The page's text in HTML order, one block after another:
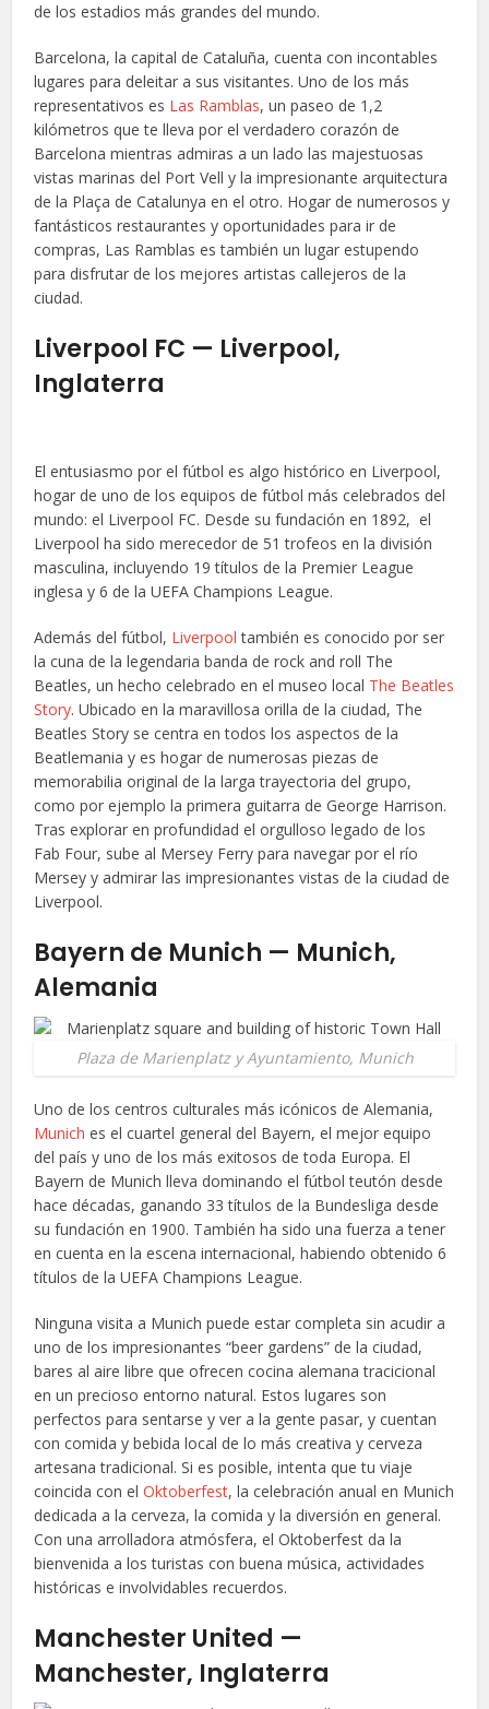
de los estadios más grandes del mundo.
Barcelona, la capital de Cataluña, cuenta con incontables
lugares para deleitar a sus visitantes. Uno de los más
representativos es Las Ramblas, un paseo de 1,2
kilómetros que te lleva por el verdadero corazón de
Barcelona mientras admiras a un lado las majestuosas
vistas marinas del Port Vell y la impresionante arquitectura
de la Plaça de Catalunya en el otro. Hogar de numerosos y
fantásticos restaurantes y oportunidades para ir de
compras, Las Ramblas es también un lugar estupendo
para disfrutar de los mejores artistas callejeros de la
ciudad.
Liverpool FC — Liverpool,
Inglaterra
El entusiasmo por el fútbol es algo histórico en Liverpool,
hogar de uno de los equipos de fútbol más celebrados del
mundo: el Liverpool FC. Desde su fundación en 1892, el
Liverpool ha sido merecedor de 51 trofeos en la división
masculina, incluyendo 19 títulos de la Premier League
inglesa y 6 de la UEFA Champions League.
Además del fútbol, Liverpool también es conocido por ser
la cuna de la legendaria banda de rock and roll The
Beatles, un hecho celebrado en el museo local The Beatles
Story. Ubicado en la maravillosa orilla de la ciudad, The
Beatles Story se centra en todos los aspectos de la
Beatlemania y es hogar de numerosas piezas de
memorabilia original de la larga trayectoria del grupo,
como por ejemplo la primera guitarra de George Harrison.
Tras explorar en profundidad el orgulloso legado de los
Fab Four, sube al Mersey Ferry para navegar por el río
Mersey y admirar las impresionantes vistas de la ciudad de
Liverpool.
Bayern de Munich — Munich,
Alemania
Plaza de Marienplatz y Ayuntamiento, Munich
Uno de los centros culturales más icónicos de Alemania,
Munich es el cuartel general del Bayern, el mejor equipo
del país y uno de los más exitosos de toda Europa. El
Bayern de Munich lleva dominando el fútbol teutón desde
hace décadas, ganando 33 títulos de la Bundesliga desde
su fundación en 1900. También ha sido una fuerza a tener
en cuenta en la escena internacional, habiendo obtenido 6
títulos de la UEFA Champions League.
Ninguna visita a Munich puede estar completa sin acudir a
uno de los impresionantes “beer gardens” de la ciudad,
bares al aire libre que ofrecen cocina alemana tracicional
en un precioso entorno natural. Estos lugares son
perfectos para sentarse y ver a la gente pasar, y cuentan
con comida y bebida local de lo más creativa y cerveza
artesana tradicional. Si es posible, intenta que tu viaje
coincida con elOktoberfest, la celebración anual en Munich
dedicada a la cerveza, la comida y la diversión en general.
Con una arrolladora atmósfera, el Oktoberfest da la
bienvenida a los turistas con buena música, actividades
históricas e involvidables recuerdos.
Manchester United —
Manchester, Inglaterra